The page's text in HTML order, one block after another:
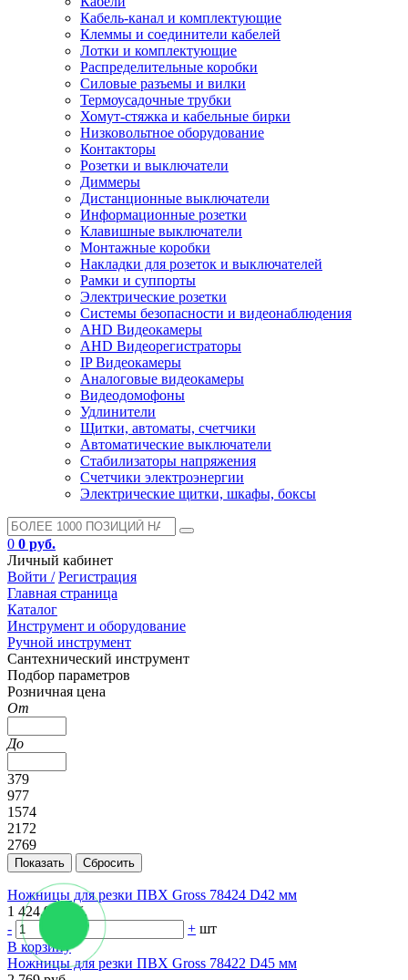
Кабель-канал и комплектующие
Клеммы и соединители кабелей
Лотки и комплектующие
Распределительные коробки
Силовые разъемы и вилки
Термоусадочные трубки
Хомут-стяжка и кабельные бирки
Низковольтное оборудование
Контакторы
Розетки и выключатели
Диммеры
Дистанционные выключатели
Информационные розетки
Клавишные выключатели
Монтажные коробки
Накладки для розеток и выключателей
Рамки и суппорты
Электрические розетки
Системы безопасности и видеонаблюдения
AHD Видеокамеры
AHD Видеорегистраторы
IP Видеокамеры
Аналоговые видеокамеры
Видеодомофоны
Удлинители
Щитки, автоматы, счетчики
Автоматические выключатели
Стабилизаторы напряжения
Счетчики электроэнергии
Электрические щитки, шкафы, боксы
0 0 руб.
Личный кабинет
Войти / Регистрация
Главная страница
Каталог
Инструмент и оборудование
Ручной инструмент
Сантехнический инструмент
Подбор параметров
Розничная цена
От
До
379
977
1574
2172
2769
Ножницы для резки ПВХ Gross 78424 D42 мм
1 424.99 руб.
-
+ шт
В корзину
Ножницы для резки ПВХ Gross 78422 D45 мм